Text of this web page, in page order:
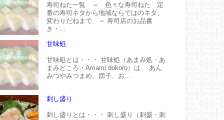
寿司ねた一覧 ～ 色々な寿司ねた 定
番の寿司ネタから地域ならではのネタ、
変わりだねまで ～ 寿司店のお品書
き・...
甘味処
甘味処とは・・・ 甘味処（あまみ処・あ
まみどころ・Amami dokoro）は、 あん
みつやみつまめ、団子、お...
刺し盛り
刺し盛りとは・・・ 刺し盛り（刺盛・刺